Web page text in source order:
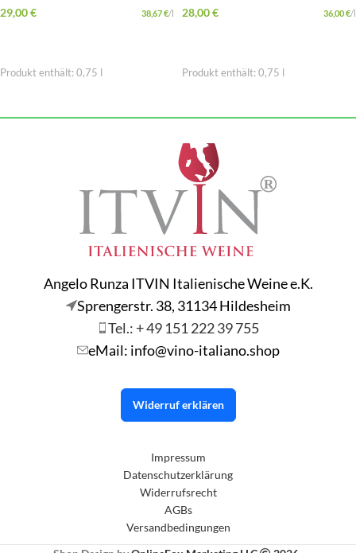
29,00€ 38,67€/
Produkt enthält: 0,75
28,00€ 36,00€/
Produkt enthält: 0,75
Angelo Runza ITVIN Italienische Weine e.K.
Sprengerstr. 38, 31134 Hildesheim
Tel.: + 49 151 222 39 755
eMail: info@vino-italiano.shop
Widerruf erklären
Impressum
Datenschutzerklärung
Widerrufsrecht
AGBs
Versandbedingungen